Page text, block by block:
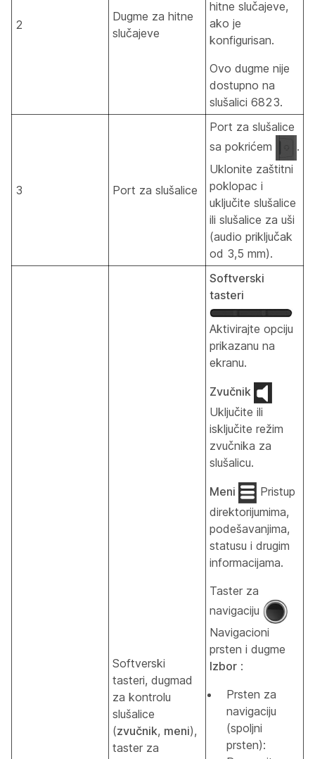
2
Dugme za hitne
slučajeve
hitne slučajeve,
ako je
konfigurisan.
Ovo dugme nije
dostupno na
slušalici 6823.
3 Port za slušalice
Port za slušalice
sa pokrićem
.
Uklonite zaštitni
poklopac i
uključite slušalice
ili slušalice za uši
(audio priključak
od 3,5 mm).
Softverski
tasteri, dugmad
za kontrolu
slušalice
(zvučnik, meni),
taster za
Softverski
tasteri
Aktivirajte opciju
prikazanu na
ekranu.
Zvučnik
Uključite ili
isključite režim
zvučnika za
slušalicu.
Meni
Pristup
direktorijumima,
podešavanjima,
statusu i drugim
informacijama.
Taster za
navigaciju
Navigacioni
prsten i dugme
Izbor :
Prsten za
navigaciju
(spoljni
prsten):